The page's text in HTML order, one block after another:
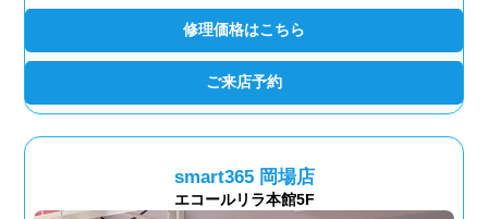
修理価格はこちら
ご来店予約
smart365 岡場店
エコールリラ本館5F